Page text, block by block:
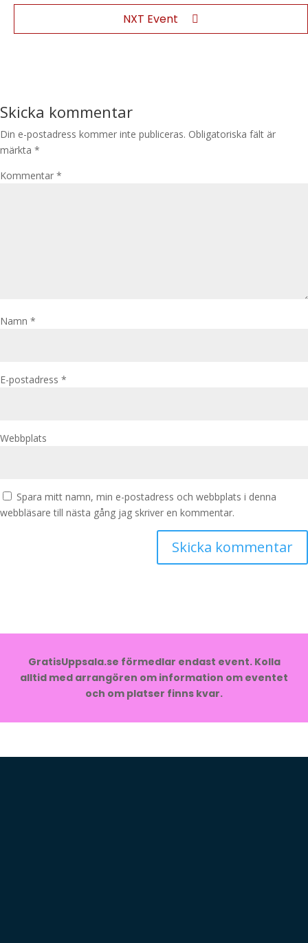
NXT Event
Skicka kommentar
Din e-postadress kommer inte publiceras. Obligatoriska fält är
märkta *
Kommentar *
Namn *
E-postadress *
Webbplats
Spara mitt namn, min e-postadress och webbplats i denna
webbläsare till nästa gång jag skriver en kommentar.
GratisUppsala.se förmedlar endast event. Kolla
alltid med arrangören om information om eventet
och om platser finns kvar.